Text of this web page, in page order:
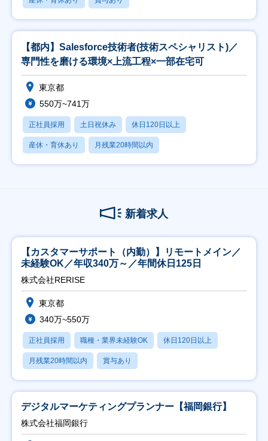
【都内】Salesforce技術者(技術スペシャリスト)／
専門性を磨ける環境×上流工程×一部在宅可
東京都
550万~741万
正社員採用 土日祝休み 休日120日以上
産休・育休あり 月残業20時間以内
新着求人
【カスタマーサポート（内勤）】リモートメイン／
未経験OK／年収340万～／年間休日125日
株式会社RERISE
東京都
340万~550万
正社員採用 職種・業界未経験OK 休日120日以上
月残業20時間以内 賞与あり
デジタルマーケティングプランナー【福岡銀行】
株式会社福岡銀行